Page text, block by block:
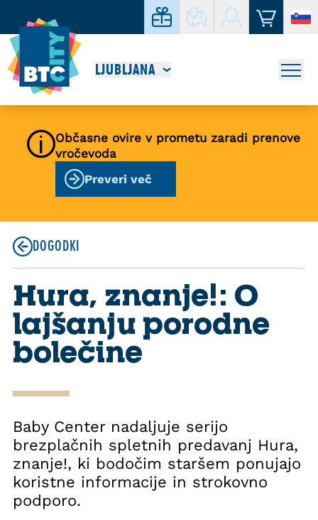
LJUBLJANA
Občasne ovire v prometu zaradi prenove
vročevoda
Preveri več
DOGODKI
Hura, znanje!: O
lajšanju porodne
bolečine
Baby Center nadaljuje serijo
brezplačnih spletnih predavanj Hura,
znanje!, ki bodočim staršem ponujajo
koristne informacije in strokovno
podporo.